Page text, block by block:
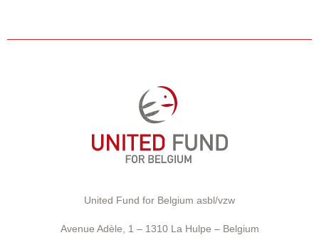
United Fund for Belgium asbl/vzw
Avenue Adèle, 1 – 1310 La Hulpe – Belgium